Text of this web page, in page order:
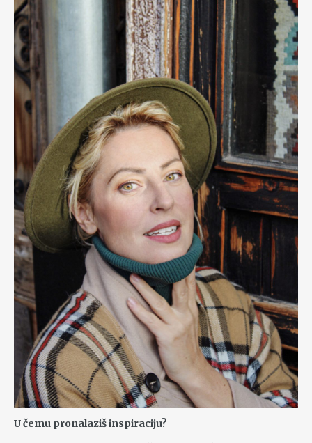
U čemu pronalaziš inspiraciju?